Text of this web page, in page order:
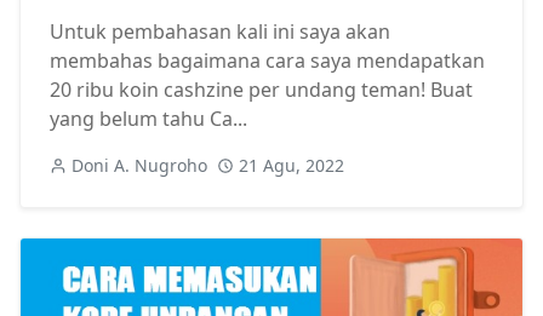
Untuk pembahasan kali ini saya akan
membahas bagaimana cara saya mendapatkan
20 ribu koin cashzine per undang teman! Buat
yang belum tahu Ca...
Doni A. Nugroho 21 Agu, 2022